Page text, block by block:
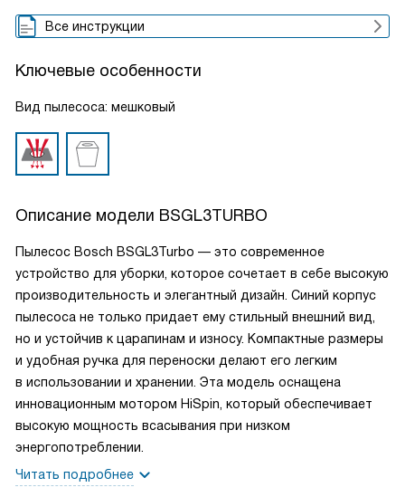
Все инструкции
Ключевые особенности
Вид пылесоса: мешковый
Описание модели BSGL3TURBO
Пылесос Bosch BSGL3Turbo — это современное
устройство для уборки, которое сочетает в себе высокую
производительность и элегантный дизайн. Синий корпус
пылесоса не только придает ему стильный внешний вид,
но и устойчив к царапинам и износу. Компактные размеры
и удобная ручка для переноски делают его легким
в использовании и хранении. Эта модель оснащена
инновационным мотором HiSpin, который обеспечивает
высокую мощность всасывания при низком
энергопотреблении.
Читать подробнее